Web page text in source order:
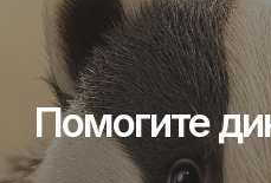
Помогите